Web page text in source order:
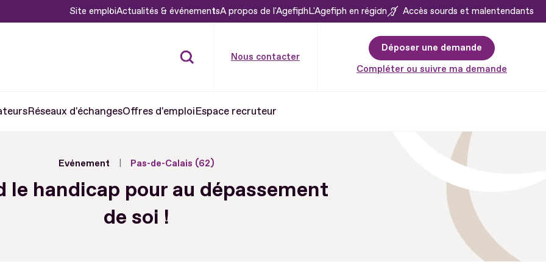
Site emploiActualités & événementsA propos de l'AgefiphL'Agefiph en région Accès sourds et malentendants
Nous contacter
Déposer une demande
Compléter ou suivre ma demande
Réseaux d'échangesOffres d'emploiEspace recruteur
Evénement Pas-de-Calais (62)
le handicap pour au dépassement
de soi !